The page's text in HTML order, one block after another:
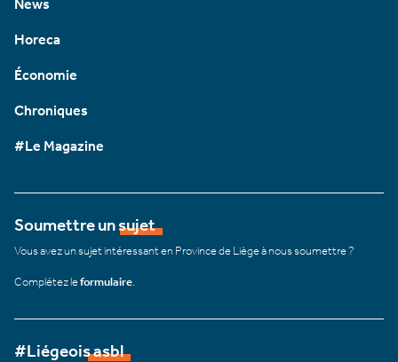
News
Horeca
Économie
Chroniques
#Le Magazine
Soumettre un sujet
Vous avez un sujet intéressant en Province de Liège à nous soumettre ?
Complétez leformulaire
#Liégeois asbl